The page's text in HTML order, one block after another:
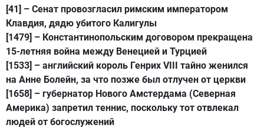
[41] – Сенат провозгласил римским императором
Клавдия, дядю убитого Калигулы
[1479] – Константинопольским договором прекращена
15-летняя война между Венецией и Турцией
[1533] – английский король Генрих VIII тайно женился
на Анне Болейн, за что позже был отлучен от церкви
[1658] – губернатор Нового Амстердама (Северная
Америка) запретил теннис, поскольку тот отвлекал
людей от богослужений